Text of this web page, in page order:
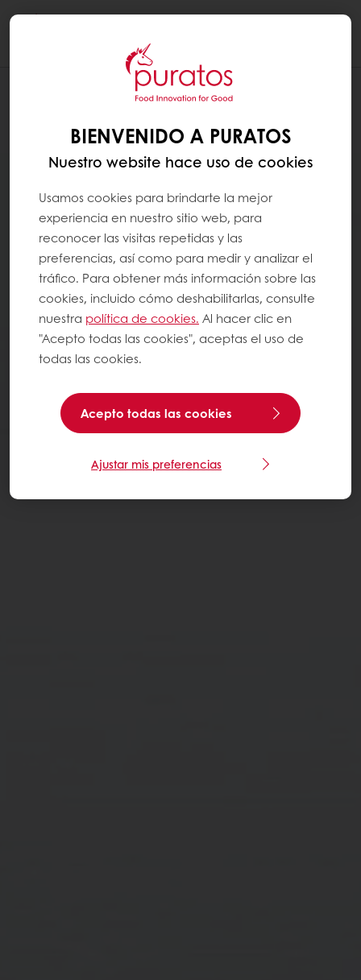
BIENVENIDO A PURATOS
Nuestro website hace uso de cookies
Usamos cookies para brindarte la mejor
experiencia en nuestro sitio web, para
reconocer las visitas repetidas y las
preferencias, así como para medir y analizar el
tráfico. Para obtener más información sobre las
cookies, incluido cómo deshabilitarlas, consulte
nuestra política de cookies. Al hacer clic en
"Acepto todas las cookies", aceptas el uso de
todas las cookies.
Acepto todas las cookies
Ajustar mis preferencias